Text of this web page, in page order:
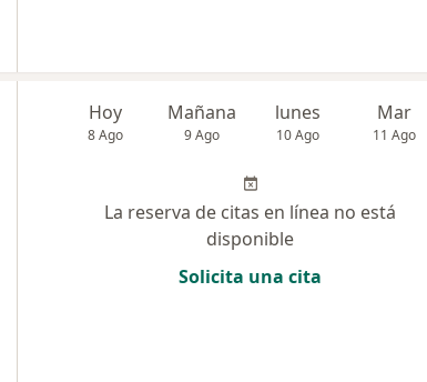
Hoy
8 Ago
Mañana
9 Ago
lunes
10 Ago
Mar
11 Ago
La reserva de citas en línea no está
disponible
Solicita una cita